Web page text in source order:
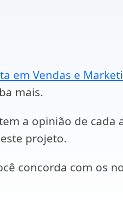
em Vendas e
mais.
a opinião de cada
projeto.
concorda com os